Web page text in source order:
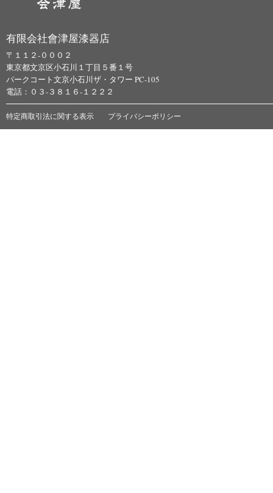
有限会社會津屋漆器店
〒１１２-０００２
東京都文京区小石川１丁目５番１号
パークコート文京小石川ザ・タワー PC-105
電話：０３-３８１６-１２２２
特定商取引法に関する表示 プライバシーポリシー